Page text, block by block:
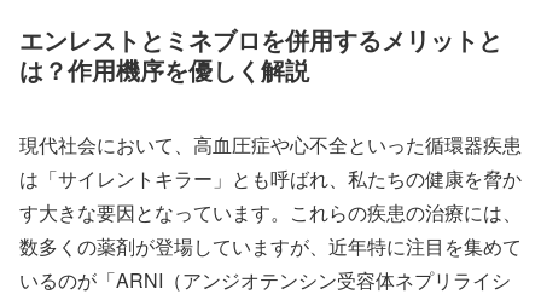
エンレストとミネブロを併用するメリットと
は？作用機序を優しく解説
現代社会において、高血圧症や心不全といった循環器疾患
は「サイレントキラー」とも呼ばれ、私たちの健康を脅か
す大きな要因となっています。これらの疾患の治療には、
数多くの薬剤が登場していますが、近年特に注目を集めて
いるのが「ARNI（アンジオテンシン受容体ネプリライシ